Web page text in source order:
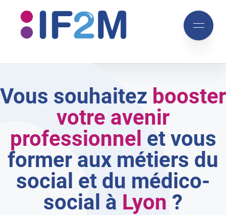
Aller
au
menu
principal
Aller
au
contenu
Mobile
menu
Vous souhaitez booster
votre avenir
professionnel et vous
former aux métiers du
social et du médico-
social à Lyon ?